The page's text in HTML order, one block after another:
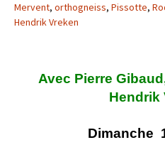
Mervent, orthogneiss, Pissotte,
Hendrik Vreken
Avec Pierre
Hendrik
Dimanche